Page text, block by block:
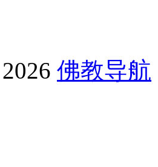
2026 佛教导航